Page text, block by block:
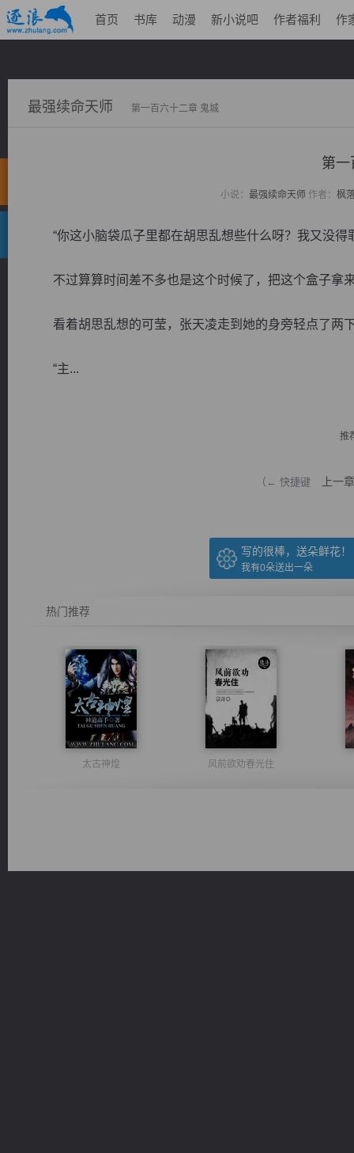
首页 书库 动漫 新小说吧 作者福利 作
最强续命天师 第一百六十二章 鬼城
第一
小说： 最强续命天师 作者： 枫
“你这小脑袋瓜子里都在胡思乱想些什么呀？我又没得
不过算算时间差不多也是这个时候了，把这个盒子拿
看着胡思乱想的可莹，张天凌走到她的身旁轻点了两
“主...
推
（← 快捷键 上一章
写的很棒，送朵鲜花！
我有0朵送出一朵
热门推荐
太古神煌 风前欲劝春光住